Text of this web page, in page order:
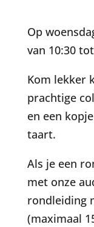
Op
van 10:30
Kom lekker
prachtige
en een
taart.
Als je een
met onze
rondleiding
(maximaal